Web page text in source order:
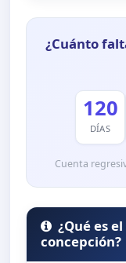
¿Cuánto
120
DÍAS
Cuenta
¿Qué es
concepción?